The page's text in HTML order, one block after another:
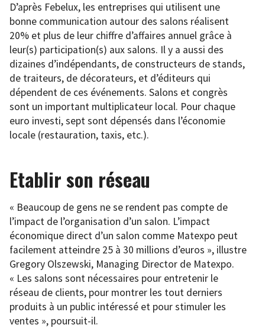
D’après Febelux, les entreprises qui utilisent une
bonne communication autour des salons réalisent
20% et plus de leur chiffre d’affaires annuel grâce à
leur(s) participation(s) aux salons. Il y a aussi des
dizaines d’indépendants, de constructeurs de stands,
de traiteurs, de décorateurs, et d’éditeurs qui
dépendent de ces événements. Salons et congrès
sont un important multiplicateur local. Pour chaque
euro investi, sept sont dépensés dans l’économie
locale (restauration, taxis, etc.).
Etablir son réseau
« Beaucoup de gens ne se rendent pas compte de
l’impact de l’organisation d’un salon. L’impact
économique direct d’un salon comme Matexpo peut
facilement atteindre 25 à 30 millions d’euros », illustre
Gregory Olszewski, Managing Director de Matexpo.
« Les salons sont nécessaires pour entretenir le
réseau de clients, pour montrer les tout derniers
produits à un public intéressé et pour stimuler les
ventes », poursuit-il.